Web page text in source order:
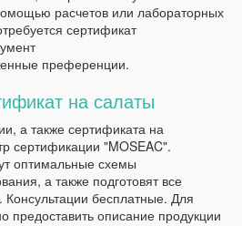
расчетов или лабораторных
сертификат
преференции.
на салаты
а также сертификата на
сертификации "MOSEAC".
оптимальные схемы
а также подготовят все
бесплатные. Для
предоставить описание продукции